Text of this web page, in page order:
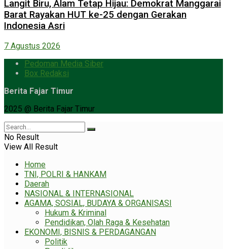
Langit Biru, Alam Tetap Hijau: Demokrat Manggarai
Barat Rayakan HUT ke-25 dengan Gerakan
Indonesia Asri
7 Agustus 2026
Pedoman Media Siber
Box Redaksi
Berita Fajar Timur
2025 @ Berita Fajar Timur
No Result
View All Result
Home
TNI, POLRI & HANKAM
Daerah
NASIONAL & INTERNASIONAL
AGAMA, SOSIAL, BUDAYA & ORGANISASI
Hukum & Kriminal
Pendidikan, Olah Raga & Kesehatan
EKONOMI, BISNIS & PERDAGANGAN
Politik